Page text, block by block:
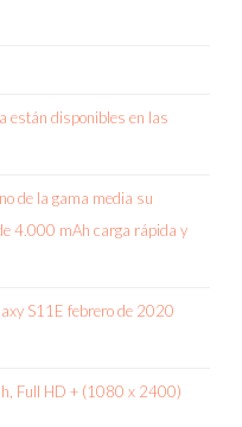
están disponibles en las
de la gama media su
4.000 mAh carga rápida y
S11E febrero de 2020
Full HD + (1080 x 2400)